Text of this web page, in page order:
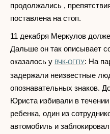
продолжались ,
поставлена на стоп.
11 декабря Меркулов
Дальше он так описывает
оказалось у ВЧК-ОГПУ: На
задержали неизвестные
опознавательных знаков.
Юриста избивали в
ребенка, один из
автомобиль и